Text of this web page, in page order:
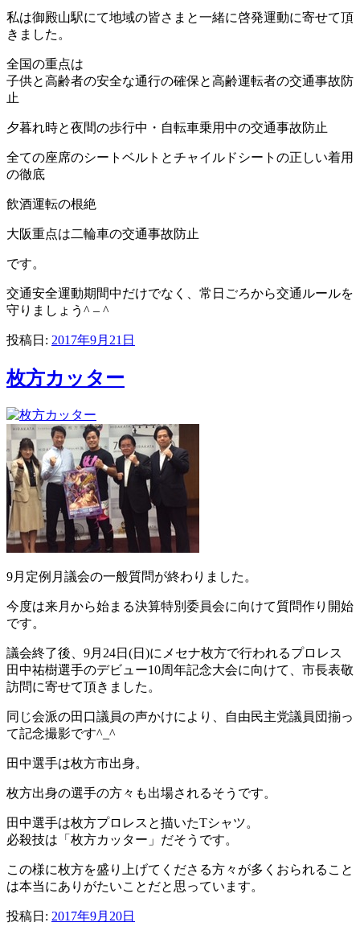
私は御殿山駅にて地域の皆さまと一緒に啓発運動に寄せて頂
きました。
全国の重点は
子供と高齢者の安全な通行の確保と高齢運転者の交通事故防
止
夕暮れ時と夜間の歩行中・自転車乗用中の交通事故防止
全ての座席のシートベルトとチャイルドシートの正しい着用
の徹底
飲酒運転の根絶
大阪重点は二輪車の交通事故防止
です。
交通安全運動期間中だけでなく、常日ごろから交通ルールを
守りましょう^ – ^
投稿日: 2017年9月21日
枚方カッター
9月定例月議会の一般質問が終わりました。
今度は来月から始まる決算特別委員会に向けて質問作り開始
です。
議会終了後、9月24日(日)にメセナ枚方で行われるプロレス
田中祐樹選手のデビュー10周年記念大会に向けて、市長表敬
訪問に寄せて頂きました。
同じ会派の田口議員の声かけにより、自由民主党議員団揃っ
て記念撮影です^_^
田中選手は枚方市出身。
枚方出身の選手の方々も出場されるそうです。
田中選手は枚方プロレスと描いたTシャツ。
必殺技は「枚方カッター」だそうです。
この様に枚方を盛り上げてくださる方々が多くおられること
は本当にありがたいことだと思っています。
投稿日: 2017年9月20日